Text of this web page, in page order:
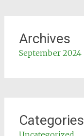
Archives
September 2024
Categories